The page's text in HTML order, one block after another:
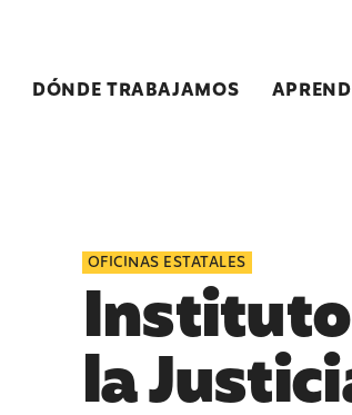
DÓNDE TRABAJAMOS
OFICINAS ESTATALES
la